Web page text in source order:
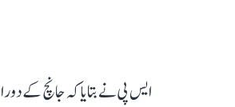
ایس پی نے بتایا کہ جانچ کے